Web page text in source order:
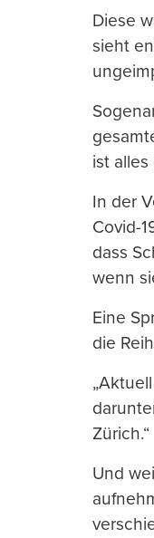
Diese
sieht
ist
In der
Covid-
dass
wenn
Eine
die
Zürich.“
Und